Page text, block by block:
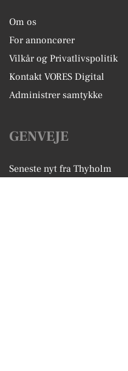
Om os
For annoncører
Vilkår og Privatlivspolitik
Kontakt VORES Digital
Administrer samtykke
GENVEJE
Seneste nyt fra Thyholm